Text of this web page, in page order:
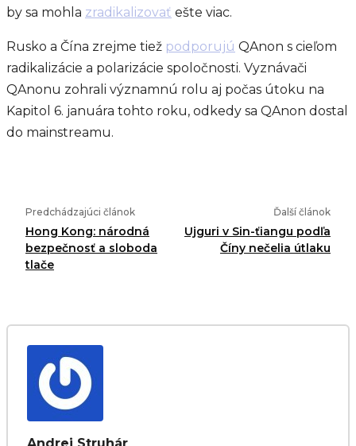
by sa mohla zradikalizovať ešte viac.
Rusko a Čína zrejme tiež podporujú QAnon s cieľom
radikalizácie a polarizácie spoločnosti. Vyznávači
QAnonu zohrali významnú rolu aj počas útoku na
Kapitol 6. januára tohto roku, odkedy sa QAnon dostal
do mainstreamu.
Predchádzajúci článok
Hong Kong: národná
bezpečnosť a sloboda
tlače
Ďalší článok
Ujguri v Sin-ťiangu podľa
Číny nečelia útlaku